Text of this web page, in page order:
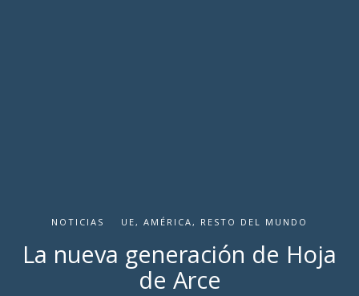
NOTICIAS UE, AMÉRICA, RESTO DEL MUNDO
La nueva generación de Hoja
de Arce